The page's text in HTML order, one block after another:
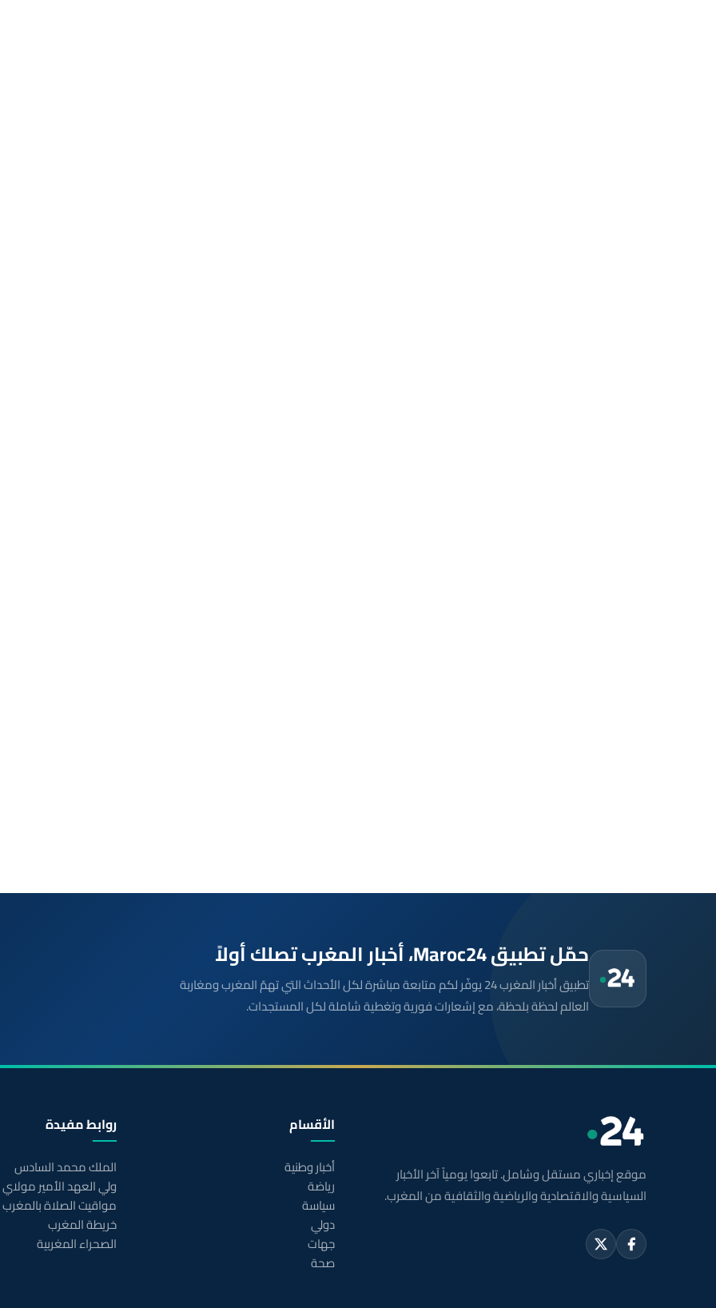
حمّل تطبيق Maroc24، أخبار المغرب تصلك أولاً
تطبيق أخبار المغرب 24 يوفّر لكم متابعة مباشرة لكل الأحداث التي تهمّ المغرب ومغاربة
العالم لحظة بلحظة، مع إشعارات فورية وتغطية شاملة لكل المستجدات.
موقع إخباري مستقل وشامل. تابعوا يومياً آخر الأخبار
السياسية والاقتصادية والرياضية والثقافية من المغرب.
الأقسام
أخبار وطنية
رياضة
سياسة
دولي
جهات
صحة
روابط مفيدة
الملك محمد السادس
ولي العهد الأمير
مواقيت الصلاة بالمغرب
خريطة المغرب
الصحراء المغربية